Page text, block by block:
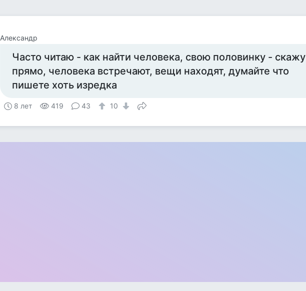
Александр
Часто читаю - как найти человека, свою половинку - скажу
прямо, человека встречают, вещи находят, думайте что
пишете хоть изредка
8 лет 419 43 10